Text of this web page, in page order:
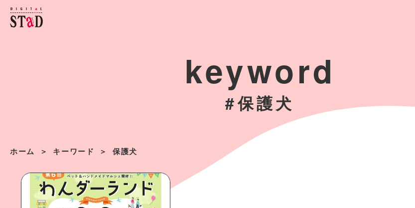
keyword
#保護犬
ホーム キーワード 保護犬